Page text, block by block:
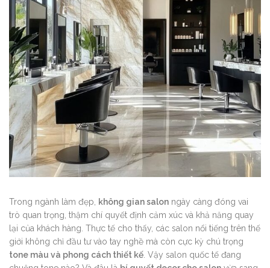
Trong ngành làm đẹp, không gian salon ngày càng đóng vai
trò quan trọng, thậm chí quyết định cảm xúc và khả năng quay
lại của khách hàng. Thực tế cho thấy, các salon nổi tiếng trên thế
giới không chỉ đầu tư vào tay nghề mà còn cực kỳ chú trọng
tone màu và phong cách thiết kế . Vậy salon quốc tế đang